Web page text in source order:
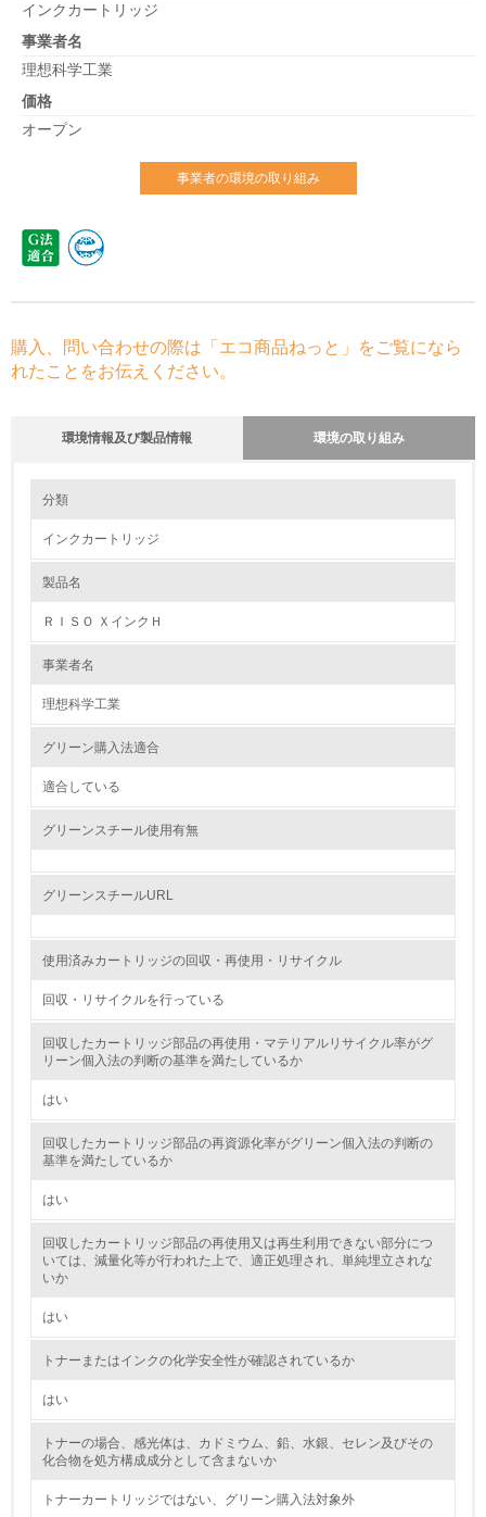
インクカートリッジ
事業者名
理想科学工業
価格
オープン
事業者の環境の取り組み
購入、問い合わせの際は「エコ商品ねっと」をご覧になら
れたことをお伝えください。
環境情報及び製品情報 環境の取り組み
1.環境取り組み体制
5.
かしている
6.
境対策を理解し、実践している
7.
環境活動に関する規格やプログラムを導入している
2.環境への取り組み
分類
インクカートリッジ
製品名
ＲＩＳＯ ＸインクＨ
事業者名
理想科学工業
グリーン購入法適合
適合している
グリーンスチール使用有無
グリーンスチールURL
使用済みカートリッジの回収・再使用・リサイクル
回収・リサイクルを行っている
回収したカートリッジ部品の再使用・マテリアルリサイクル率がグ
リーン個入法の判断の基準を満たしているか
はい
回収したカートリッジ部品の再資源化率がグリーン個入法の判断の
基準を満たしているか
はい
回収したカートリッジ部品の再使用又は再生利用できない部分につ
いては、減量化等が行われた上で、適正処理され、単純埋立されな
いか
はい
トナーまたはインクの化学安全性が確認されているか
はい
トナーの場合、感光体は、カドミウム、鉛、水銀、セレン及びその
化合物を処方構成成分として含まないか
トナーカートリッジではない、グリーン購入法対象外